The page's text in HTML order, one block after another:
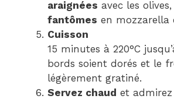
araignées avec les
fantômes en mozzarella
Cuisson
15 minutes à 220°C
bords soient dorés et le
légèrement gratiné.
Servez chaud et admirez